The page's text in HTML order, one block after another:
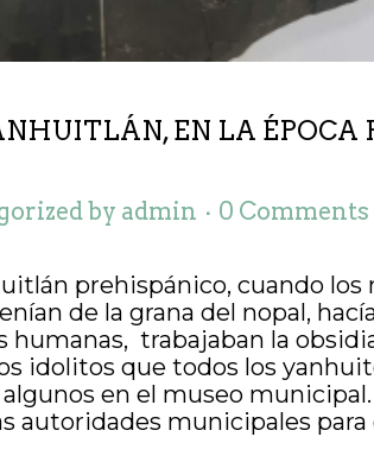
EN LA
by admin 0 Comments
prehispánico, cuando
de la grana del nopal,
humanas, trabajaban la
idolitos que todos los
en el museo
autoridades municipales para